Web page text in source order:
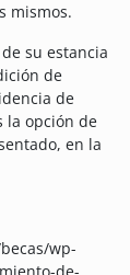
mismos.
su estancia
de
de
la opción de
en la
wp-